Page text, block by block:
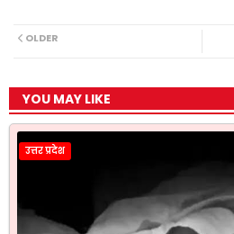
b
o
OLDER
YOU MAY LIKE
उत्तर प्रदेश